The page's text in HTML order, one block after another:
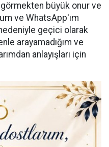
görmekten büyük onur ve
ve WhatsApp'ım
geçici olarak
arayamadığım ve
anlayışları için